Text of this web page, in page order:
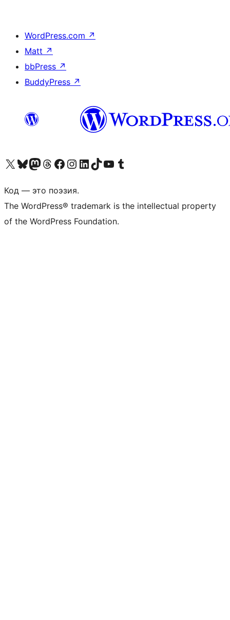
WordPress.com ↗
Matt ↗
bbPress ↗
BuddyPress ↗
Посетите нас в X (ранее Twitter)
Посетите нашу учётную запись в Bluesky
Посетите нашу ленту в Mastodon
Посетите нашу учётную запись в Threads
Посетите нашу страницу на Facebook
Посетите наш Instagram
Посетите нашу страницу в LinkedIn
Посетите нашу учётную запись в TikTok
Посетите наш канал YouTube
Посетите нашу учётную запись в Tumblr
Код — это поэзия.
The WordPress® trademark is the intellectual property
of the WordPress Foundation.